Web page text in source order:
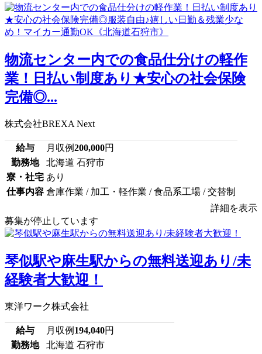
物流センター内での食品仕分けの軽作
業！日払い制度あり★安心の社会保険
完備◎...
株式会社BREXA Next
給与 月収例200,000円
勤務地
北海道 石狩市
寮・社宅 あり
仕事内容 倉庫作業 / 加工・軽作業 / 食品系工場 / 交替制
詳細を表示
募集が停止しています
琴似駅や麻生駅からの無料送迎あり/未
経験者大歓迎！
東洋ワーク株式会社
給与 月収例 194,040円
勤務地
北海道 石狩市